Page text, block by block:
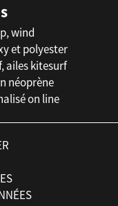
wind
et polyester
ailes kitesurf
néoprène
on line